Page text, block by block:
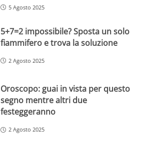
5 Agosto 2025
5+7=2 impossibile? Sposta un solo
fiammifero e trova la soluzione
2 Agosto 2025
Oroscopo: guai in vista per questo
segno mentre altri due
festeggeranno
2 Agosto 2025